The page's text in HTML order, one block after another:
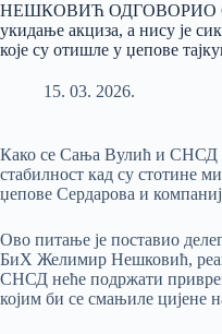
НЕШКОВИЋ ОДГОВОРИО
укидање акциза, а нису је
које су отишле у џепове
15. 03. 2026.
Како се Сања Вулић и СНСД
стабилност кад су стотине
џепове Сердарова и
Ово питање је поставио
БиХ Желимир Нешковић,
СНСД неће подржати
којим би се смањиле цијене